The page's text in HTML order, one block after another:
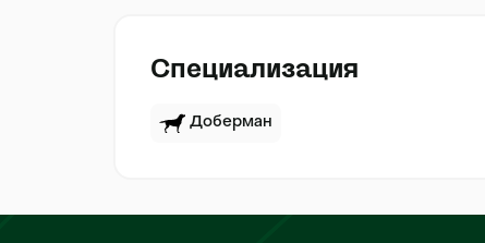
Специализация
Доберман